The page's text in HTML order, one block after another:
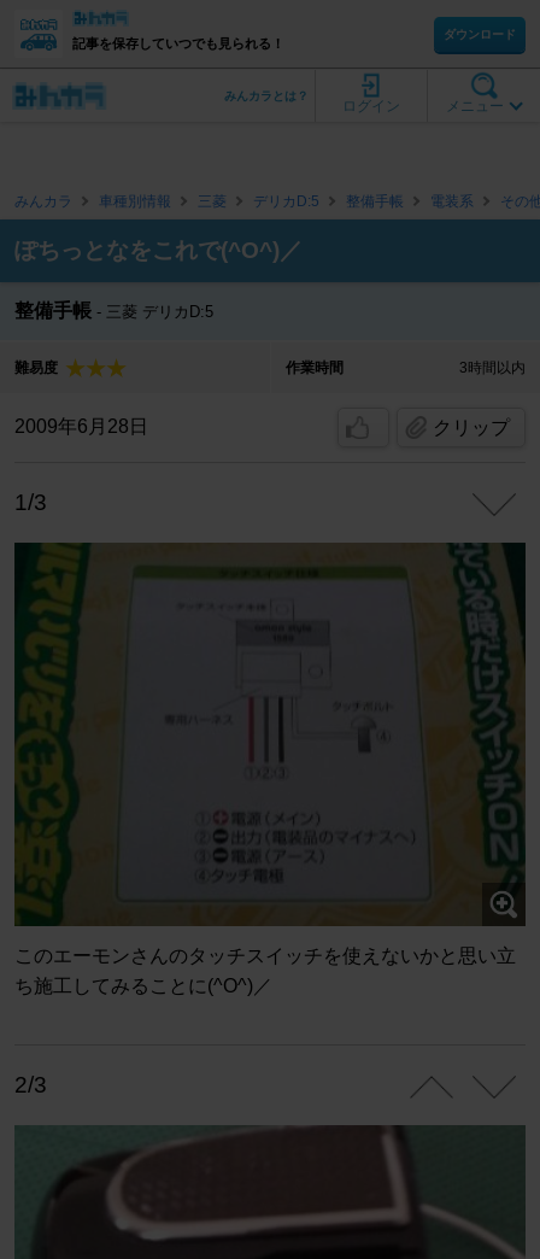
記事を保存していつでも見られる！
ダウンロード
メニュー
ログイン
みんカラとは？
みんカラ 車種別情報 三菱 デリカD:5 整備手帳 電装系 その
ぽちっとなをこれで(^O^)／
整備手帳 三菱 デリカD:5
難易度 作業時間 3時間以内
2009年6月28日 クリップ
1/3
このエーモンさんのタッチスイッチを使えないかと思い立
ち施工してみることに(^O^)／
2/3